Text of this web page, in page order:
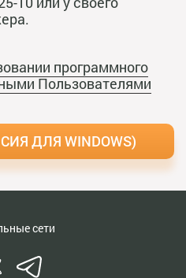
программного
Пользователями
ДЛЯ WINDOWS)
сети